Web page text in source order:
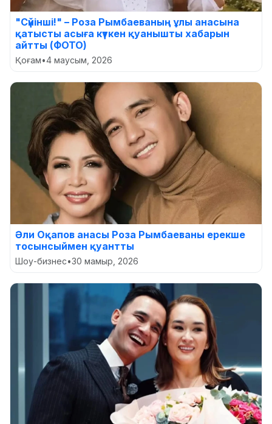
"Сүйінші!" – Роза Рымбаеваның ұлы анасына
қатысты асыға күткен қуанышты хабарын
айтты (ФОТО)
Қоғам•4 маусым, 2026
Әли Оқапов анасы Роза Рымбаеваны ерекше
тосынсыймен қуантты
Шоу-бизнес•30 мамыр, 2026